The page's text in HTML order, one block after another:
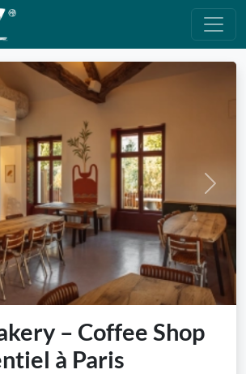
Next
– Coffee Shop
à Paris